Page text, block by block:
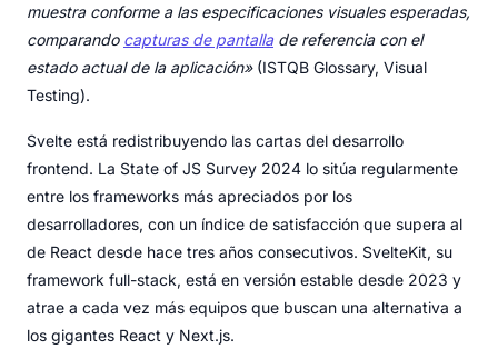
muestra conforme a las especificaciones visuales esperadas,
comparando capturas de pantalla de referencia con el
estado actual de la aplicación»(ISTQB Glossary, Visual
Testing).
Svelte está redistribuyendo las cartas del desarrollo
frontend. La State of JS Survey 2024 lo sitúa regularmente
entre los frameworks más apreciados por los
desarrolladores, con un índice de satisfacción que supera al
de React desde hace tres años consecutivos. SvelteKit, su
framework full-stack, está en versión estable desde 2023 y
atrae a cada vez más equipos que buscan una alternativa a
los gigantes React y Next.js.